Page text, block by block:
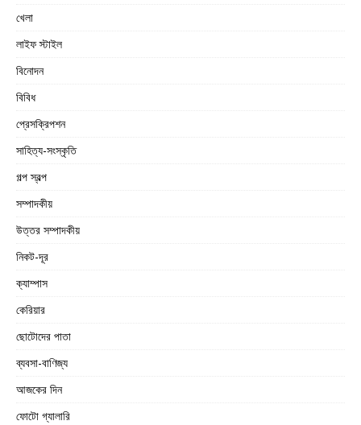
খেলা
লাইফ স্টাইল
বিনোদন
বিবিধ
প্রেসক্রিপশন
সাহিত্য-সংস্কৃতি
গল্প স্বল্প
সম্পাদকীয়
উত্তর সম্পাদকীয়
নিকট-দূর
ক্যাম্পাস
কেরিয়ার
ছোটোদের পাতা
ব্যবসা-বাণিজ্য
আজকের দিন
ফোটো গ্যালারি